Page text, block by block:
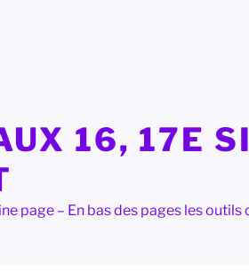
16, 17E
page – En bas des pages les